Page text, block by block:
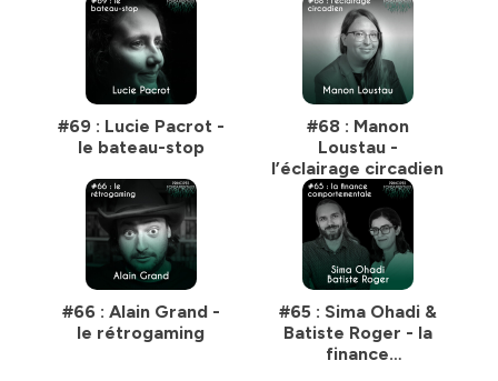
#69 : Lucie Pacrot -
le bateau-stop
#68 : Manon
Loustau -
l’éclairage circadien
#66 : Alain Grand -
le rétrogaming
#65 : Sima Ohadi &
Batiste Roger - la
finance